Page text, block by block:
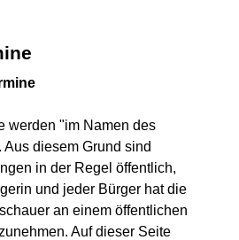
werden "im Namen des
diesem Grund sind
in der Regel öffentlich,
und jeder Bürger hat die
an einem öffentlichen
Auf dieser Seite